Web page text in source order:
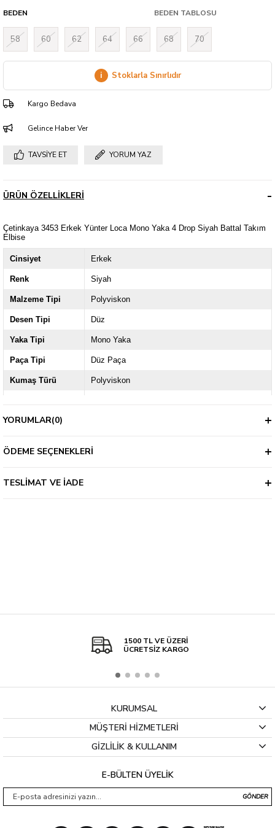
BEDEN BEDEN TABLOSU
58 60 62 64 66 68 70
i Stoklarla Sınırlıdır
Kargo Bedava
Gelince Haber Ver
TAVSIYE ET YORUM YAZ
ÜRÜN ÖZELLIKLERI
Çetinkaya 3453 Erkek Yünter Loca Mono Yaka 4 Drop Siyah Battal Takım
Elbise
Cinsiyet Erkek
Renk Siyah
Malzeme Tipi Polyviskon
Desen Tipi Düz
Yaka Tipi Mono Yaka
Paça Tipi Düz Paça
Kumaş Türü Polyviskon
Kol / Askı Tipi
Kalınlık
YORUMLAR(0)
ÖDEME SEÇENEKLERI
TESLIMAT VE İADE
1500 TL VE ÜZERİ
ÜCRETSİZ KARGO
KURUMSAL
MÜŞTERİ HİZMETLERİ
GİZLİLİK & KULLANIM
E-BÜLTEN ÜYELİK
GÖNDER